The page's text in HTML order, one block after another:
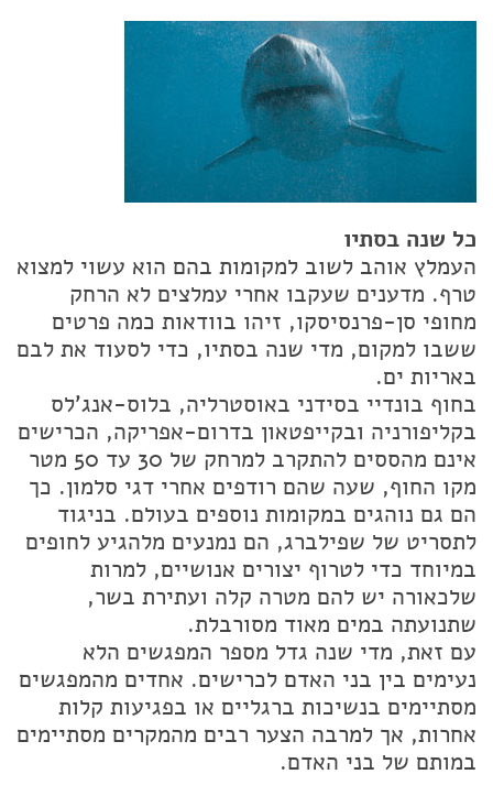
כל שנה בסתיו
העמלץ אוהב לשוב למקומות בהם הוא עשוי למצוא
טרף. מדענים שעקבו אחרי עמלצים לא הרחק
מחופי סן-פרנסיסקו, זיהו בוודאות כמה פרטים
ששבו למקום, מדי שנה בסתיו, כדי לסעוד את לבם
באריות ים.
בחוף בונדיי בסידני באוסטרליה, בלוס-אנג'לס
בקליפורניה ובקייפטאון בדרום-אפריקה, הכרישים
אינם מהססים להתקרב למרחק של 30 עד 50 מטר
מקו החוף, שעה שהם רודפים אחרי דגי סלמון. כך
הם גם נוהגים במקומות נוספים בעולם. בניגוד
לתסריט של שפילברג, הם נמנעים מלהגיע לחופים
במיוחד כדי לטרוף יצורים אנושיים, למרות
שלכאורה יש להם מטרה קלה ועתירת בשר,
שתנועתה במים מאוד מסורבלת.
עם זאת, מדי שנה גדל מספר המפגשים הלא
נעימים בין בני האדם לכרישים. אחדים מהמפגשים
מסתיימים בנשיכות ברגליים או בפגיעות קלות
אחרות, אך למרבה הצער רבים מהמקרים מסתיימים
במותם של בני האדם.